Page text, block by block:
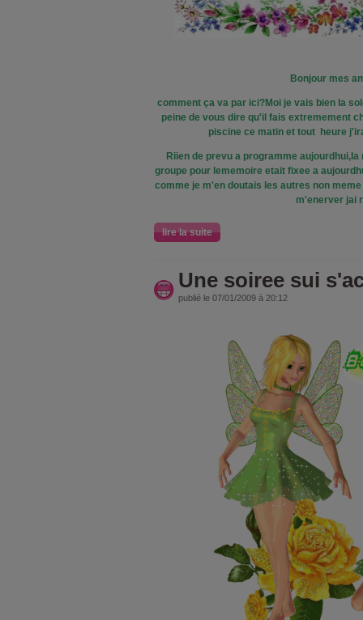
Bonjour mes
comment ça va par ici?Moi je vais bien la
peine de vous dire qu'il fais extremement
piscine ce matin et tout heure
Riien de prevu a programme
groupe pour lememoire etait fixee a
comme je m'en doutais les autres non
m'enerver jai
lire la suite
Une soiree sui
publié le 07/01/2009 à 20:12